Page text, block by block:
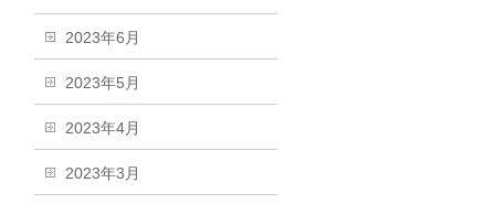
2023年6月
2023年5月
2023年4月
2023年3月